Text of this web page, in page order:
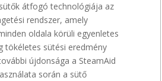
átfogó technológiája az
rendszer, amely
oldala körüli egyenletes
tökéletes sütési eredmény
újdonsága a SteamAid
során a sütő